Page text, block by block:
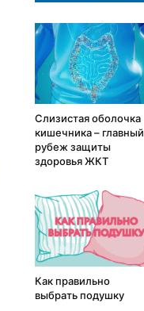
Слизистая оболочка
кишечника – главный
рубеж защиты
здоровья ЖКТ
Как правильно
выбрать подушку